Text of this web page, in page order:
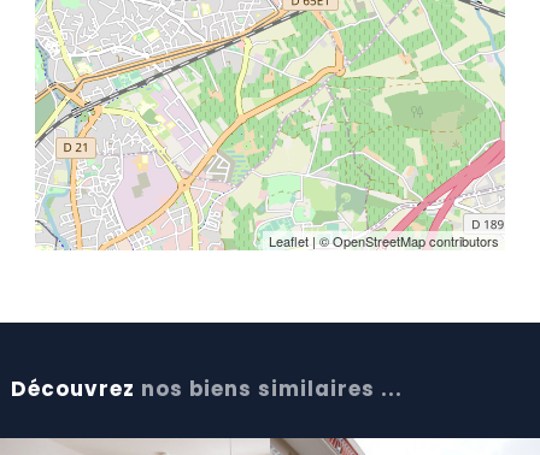
Leaflet | © OpenStreetMap contributors
Découvrez nos biens similaires ...